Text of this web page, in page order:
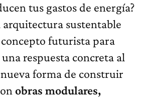
tus gastos de energía?
arquitectura sustentable
futurista para
respuesta concreta al
forma de construir
obras modulares,